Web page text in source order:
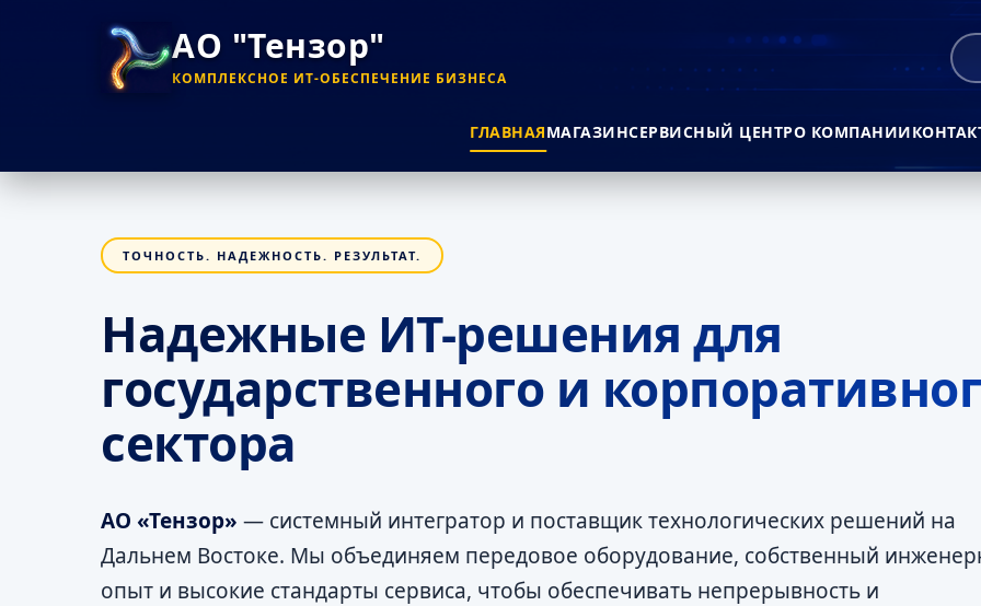
АО "Тензор"
КОМПЛЕКСНОЕ ИТ-ОБЕСПЕЧЕНИЕ БИЗНЕСА
ГЛАВНАЯМАГАЗИНСЕРВИСНЫЙ ЦЕНТРО КОМПАНИИ
ТОЧНОСТЬ. НАДЕЖНОСТЬ. РЕЗУЛЬТАТ.
Надежные ИТ-решения для
государственного и
сектора
АО «Тензор» — системный интегратор и поставщик технологических решений на
Дальнем Востоке. Мы объединяем передовое оборудование, собственный
опыт и высокие стандарты сервиса, чтобы обеспечивать непрерывность и